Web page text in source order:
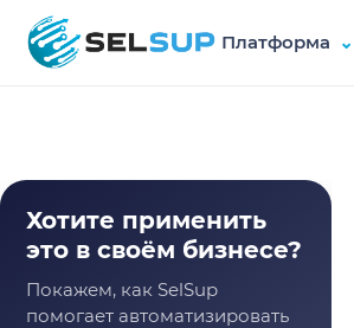
SelSup Платформа ⌄
Хотите применить
это в своём бизнесе?
Покажем, как SelSup
помогает автоматизировать